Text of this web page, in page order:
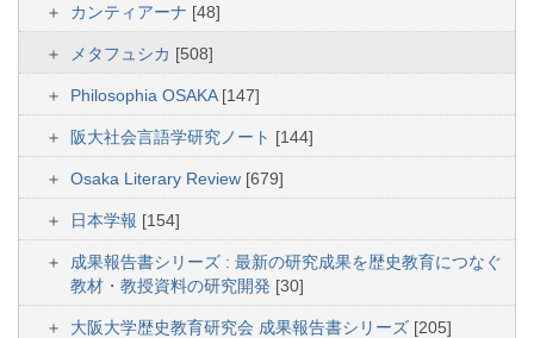
カンティアーナ [48]
メタフュシカ [508]
Philosophia OSAKA [147]
阪大社会言語学研究ノート [144]
Osaka Literary Review [679]
日本学報 [154]
成果報告書シリーズ : 最新の研究成果を歴史教育につなぐ
教材・教授資料の研究開発 [30]
大阪大学歴史教育研究会 成果報告書シリーズ [205]